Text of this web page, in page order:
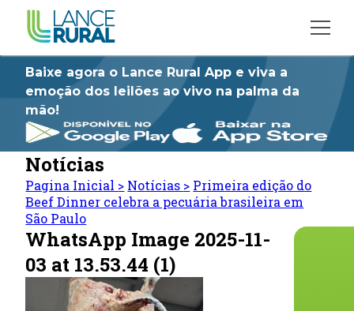
Baixe agora o Lance Rural App e viva a
emoção dos leilões ao vivo na palma da
mão!
Notícias
Pagina Inicial > Notícias > Primeira edição do
Beef Dinner celebra a pecuária brasileira em
São Paulo
WhatsApp Image 2025-11-
03 at 13.53.44 (1)